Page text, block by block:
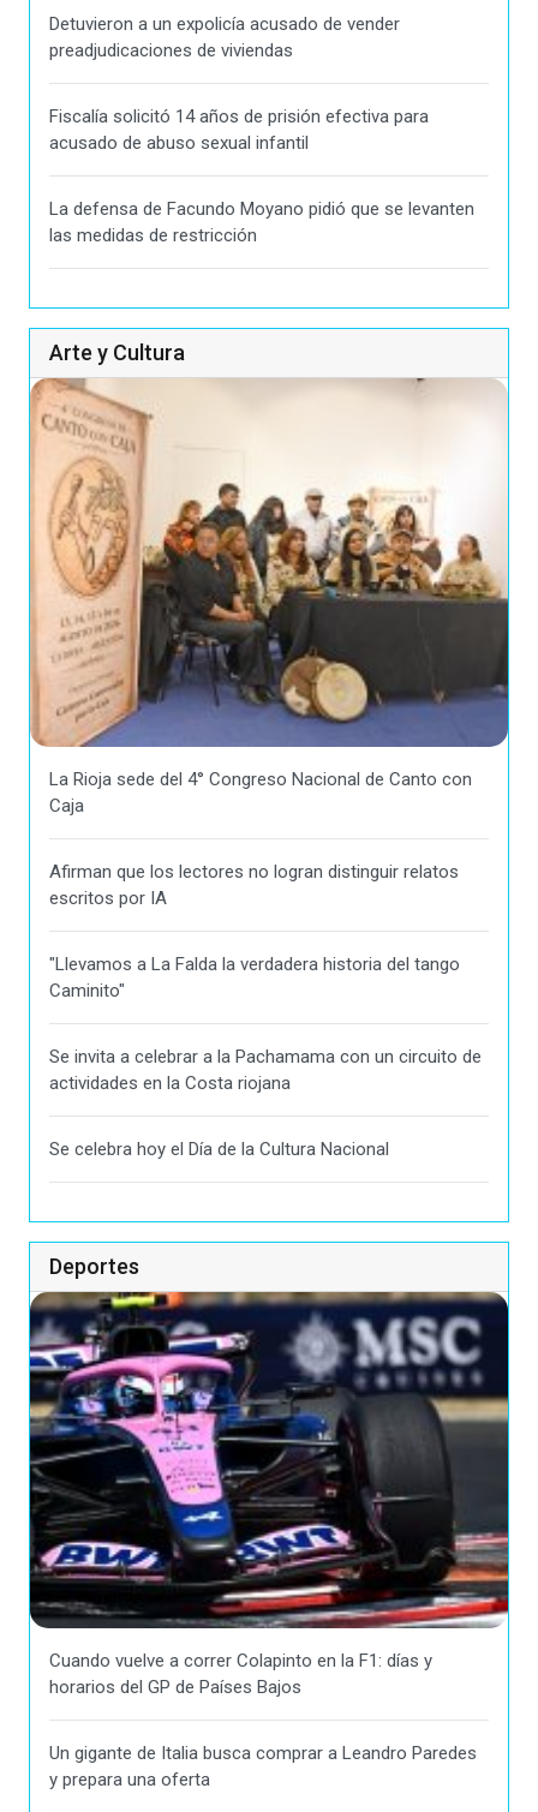
Detuvieron a un expolicía acusado de vender
preadjudicaciones de viviendas
Fiscalía solicitó 14 años de prisión efectiva para
acusado de abuso sexual infantil
La defensa de Facundo Moyano pidió que se levanten
las medidas de restricción
Arte y Cultura
La Rioja sede del 4° Congreso Nacional de Canto con
Caja
Afirman que los lectores no logran distinguir relatos
escritos por IA
"Llevamos a La Falda la verdadera historia del tango
Caminito"
Se invita a celebrar a la Pachamama con un circuito de
actividades en la Costa riojana
Se celebra hoy el Día de la Cultura Nacional
Deportes
Cuando vuelve a correr Colapinto en la F1: días y
horarios del GP de Países Bajos
Un gigante de Italia busca comprar a Leandro Paredes
y prepara una oferta